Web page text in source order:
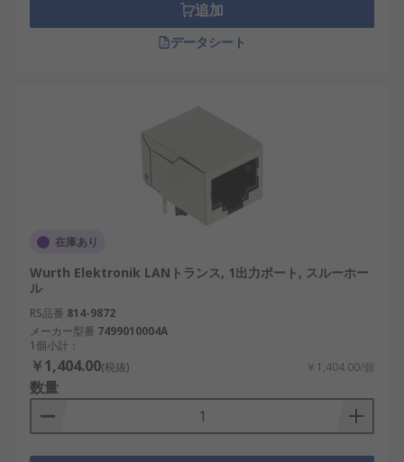
追加
データシート
在庫あり
Wurth Elektronik LANトランス, 1出力ポート, スルーホー
ル
RS品番 814-9872
メーカー型番 7499010004A
1個小計：
￥1,404.00(税抜) ￥1,404.00/個
数量